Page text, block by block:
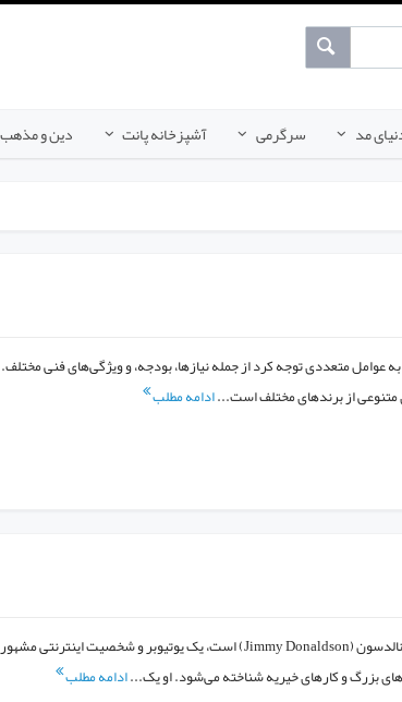
مد سرگرمی آشپزخانه پانت دین و مذهب
بهترین لپ‌تاپ در سال ۲۰۲۴، باید به عوامل متعددی توجه کرد از جمله نیازها، بودجه، و ویژگی‌های فنی
ادامه مطلب
مستر بیست (MrBeast) نام مستعار جیمی دونالدسون (Jimmy Donaldson) است، یک یوتیوبر و شخصیت اینترنتی مشهور
بزرگ و کارهای خیریه شناخته می‌شود. او یک...ادامه مطلب